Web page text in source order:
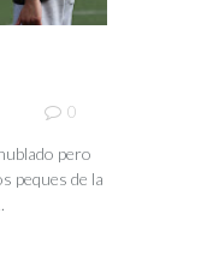
0
pero
peques de la